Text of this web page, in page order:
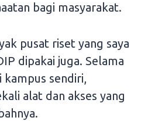
bagi masyarakat.
pusat riset yang saya
dipakai juga. Selama
kampus sendiri,
alat dan akses yang